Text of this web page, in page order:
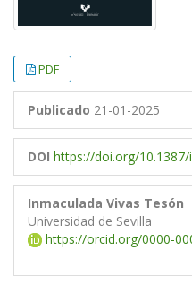
PDF
Publicado 21-01-2025
DOI https://doi.org/10.1387/
Inmaculada Vivas Tesón
Universidad de Sevilla
https://orcid.org/0000-